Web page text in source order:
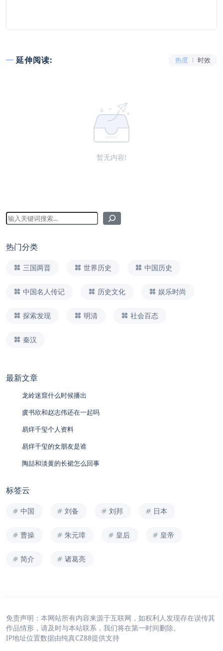
延伸阅读: 热度 时效
暂无内容!
热门分类
三国两晋 世界历史 中国历史
中国名人传记 历史文化 娱乐时尚
探索发现 明清 社会百态
秦汉
最新文章
龙岭迷窟什么时候播出
虞书欣和赵志伟还在一起吗
易烊千玺个人资料
易烊千玺的女朋友是谁
陶喆和淡黄的长裙怎么回事
标签云
中国 刘备 刘邦 日本
曹操 朱元璋 皇后 皇帝
简介 诸葛亮
免责声明：本网站所有内容来源于互联网，如权利人发现存在误传其
作品情形，请及时与本站联系，我们将在第一时间删除。
IP地址位置数据由纯真CZ88提供支持